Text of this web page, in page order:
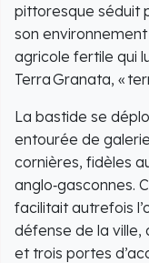
pittoresque séduit
son
agricole fertile qui
Terra Granata, «
La bastide se
entourée de
cornières, fidèles
anglo‑gasconnes.
facilitait autrefois
défense de la
et trois portes